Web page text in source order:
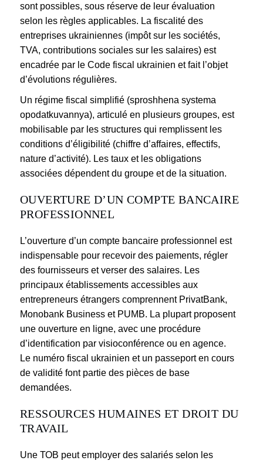
sont possibles, sous réserve de leur évaluation
selon les règles applicables. La fiscalité des
entreprises ukrainiennes (impôt sur les sociétés,
TVA, contributions sociales sur les salaires) est
encadrée par le Code fiscal ukrainien et fait l’objet
d’évolutions régulières.
Un régime fiscal simplifié (sproshhena systema
opodatkuvannya), articulé en plusieurs groupes, est
mobilisable par les structures qui remplissent les
conditions d’éligibilité (chiffre d’affaires, effectifs,
nature d’activité). Les taux et les obligations
associées dépendent du groupe et de la situation.
OUVERTURE D’UN COMPTE BANCAIRE
PROFESSIONNEL
L’ouverture d’un compte bancaire professionnel est
indispensable pour recevoir des paiements, régler
des fournisseurs et verser des salaires. Les
principaux établissements accessibles aux
entrepreneurs étrangers comprennent PrivatBank,
Monobank Business et PUMB. La plupart proposent
une ouverture en ligne, avec une procédure
d’identification par visioconférence ou en agence.
Le numéro fiscal ukrainien et un passeport en cours
de validité font partie des pièces de base
demandées.
RESSOURCES HUMAINES ET DROIT DU
TRAVAIL
Une ТОВ peut employer des salariés selon les